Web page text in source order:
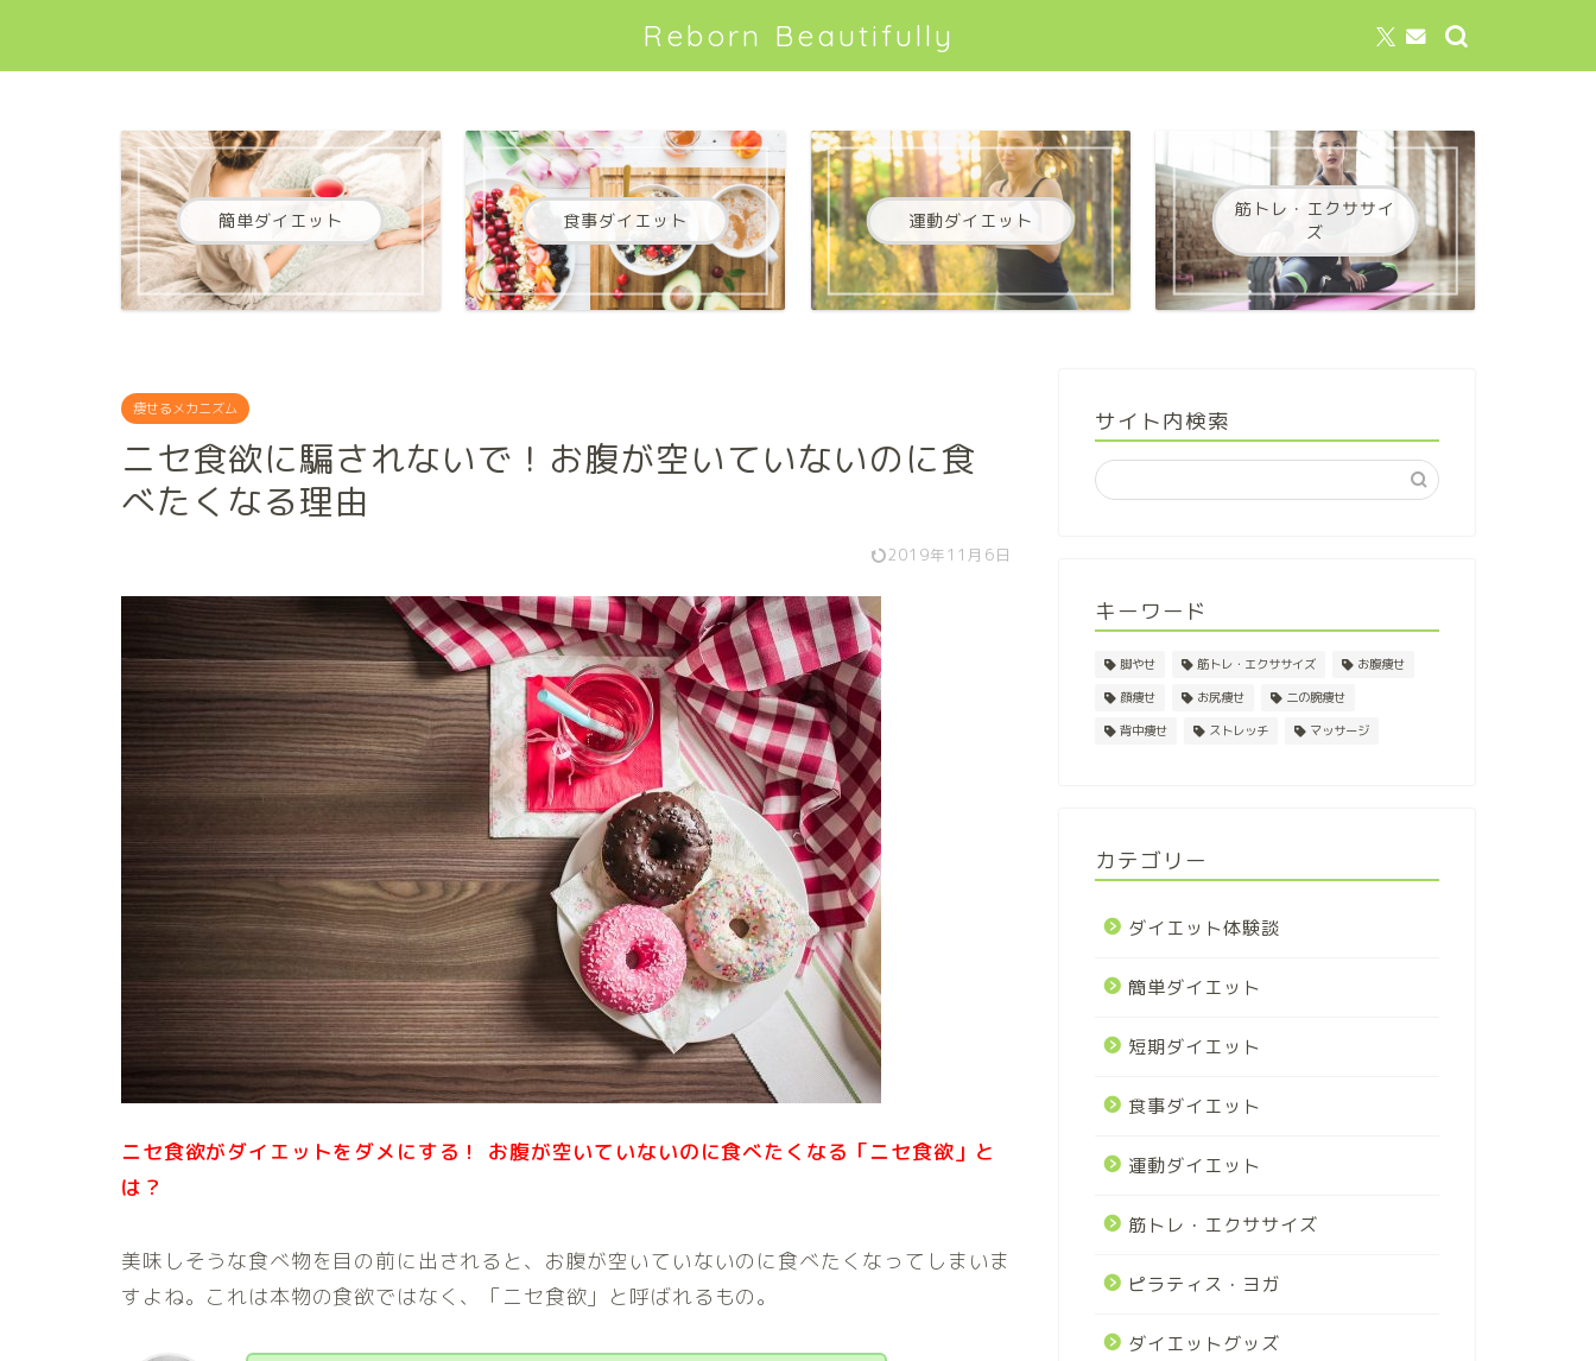
Reborn Beautifully
簡単ダイエット 食事ダイエット 運動ダイエット
筋トレ・エクササイ
ズ
痩せるメカニズム
ニセ食欲に騙されないで！お腹が空いていないのに食
べたくなる理由
2019年11月6日
ニセ食欲がダイエットをダメにする！ お腹が空いていないのに食べたくなる「ニセ食欲」と
は？
美味しそうな食べ物を目の前に出されると、お腹が空いていないのに食べたくなってしまいま
すよね。これは本物の食欲ではなく、「ニセ食欲」と呼ばれるもの。
サイト内検索
キーワード
脚やせ 筋トレ・エクササイズ
お腹痩せ
顔痩せ
お尻痩せ
二の腕痩せ
背中痩せ
ストレッチ マッサージ
カテゴリー
ダイエット体験談
簡単ダイエット
短期ダイエット
食事ダイエット
運動ダイエット
筋トレ・エクササイズ
ピラティス・ヨガ
ダイエットグッズ